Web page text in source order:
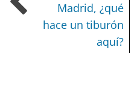
Madrid, ¿qué
hace un tiburón
aquí?